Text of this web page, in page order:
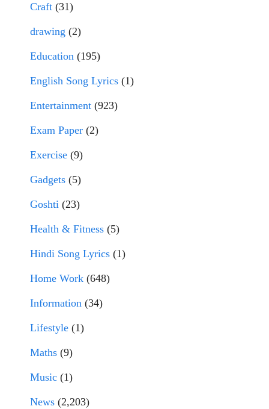
Craft (31)
drawing (2)
Education (195)
English Song Lyrics (1)
Entertainment (923)
Exam Paper (2)
Exercise (9)
Gadgets (5)
Goshti (23)
Health & Fitness (5)
Hindi Song Lyrics (1)
Home Work (648)
Information (34)
Lifestyle (1)
Maths (9)
Music (1)
News (2,203)